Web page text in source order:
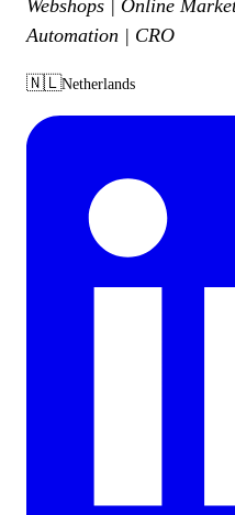
Webshops | Online
Automation | CRO
🇳🇱Netherlands